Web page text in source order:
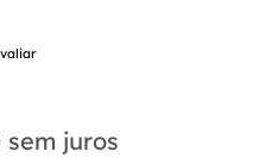
sem juros